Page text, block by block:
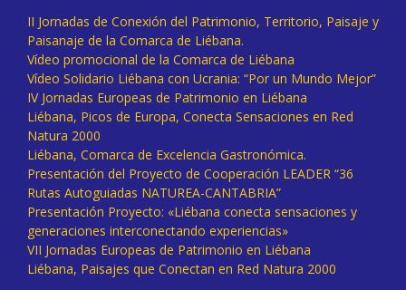
II Jornadas de Conexión del Patrimonio, Territorio, Paisaje y
Paisanaje de la Comarca de Liébana.
Vídeo promocional de la Comarca de Liébana
Vídeo Solidario Liébana con Ucrania: “Por un Mundo Mejor”
IV Jornadas Europeas de Patrimonio en Liébana
Liébana, Picos de Europa, Conecta Sensaciones en Red
Natura 2000
Liébana, Comarca de Excelencia Gastronómica.
Presentación del Proyecto de Cooperación LEADER “36
Rutas Autoguiadas NATUREA-CANTABRIA”
Presentación Proyecto: «Liébana conecta sensaciones y
generaciones interconectando experiencias»
VII Jornadas Europeas de Patrimonio en Liébana
Liébana, Paisajes que Conectan en Red Natura 2000